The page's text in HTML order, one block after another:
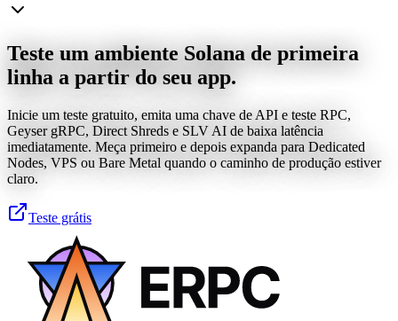
Teste um ambiente Solana de primeira
linha a partir do seu app.
Inicie um teste gratuito, emita uma chave de API e teste RPC,
Geyser gRPC, Direct Shreds e SLV AI de baixa latência
imediatamente. Meça primeiro e depois expanda para Dedicated
Nodes, VPS ou Bare Metal quando o caminho de produção estiver
claro.
Teste grátis